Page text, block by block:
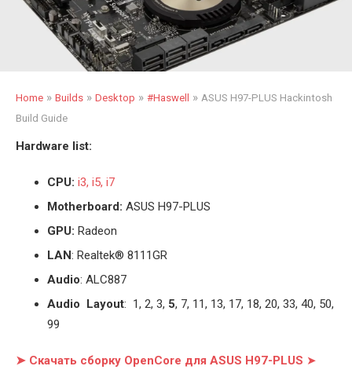
Home » Builds » Desktop » #Haswell » ASUS H97-PLUS Hackintosh
Build Guide
Hardware list:
CPU: i3, i5, i7
Motherboard: ASUS H97-PLUS
GPU: Radeon
LAN: Realtek® 8111GR
Audio: ALC887
Audio Layout: 1, 2, 3, 5, 7, 11, 13, 17, 18, 20, 33, 40, 50,
99
➤ Скачать сборку OpenCore для ASUS H97-PLUS ➤